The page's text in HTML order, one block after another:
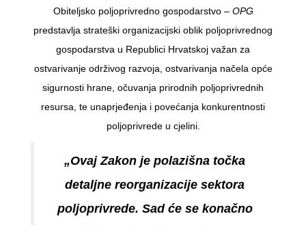
Obiteljsko poljoprivredno gospodarstvo – OPG
predstavlja strateški organizacijski oblik poljoprivrednog
gospodarstva u Republici Hrvatskoj važan za
ostvarivanje održivog razvoja, ostvarivanja načela opće
sigurnosti hrane, očuvanja prirodnih poljoprivrednih
resursa, te unaprjeđenja i povećanja konkurentnosti
poljoprivrede u cjelini.
„Ovaj Zakon je polazišna točka
detaljne reorganizacije sektora
poljoprivrede. Sad će se konačno